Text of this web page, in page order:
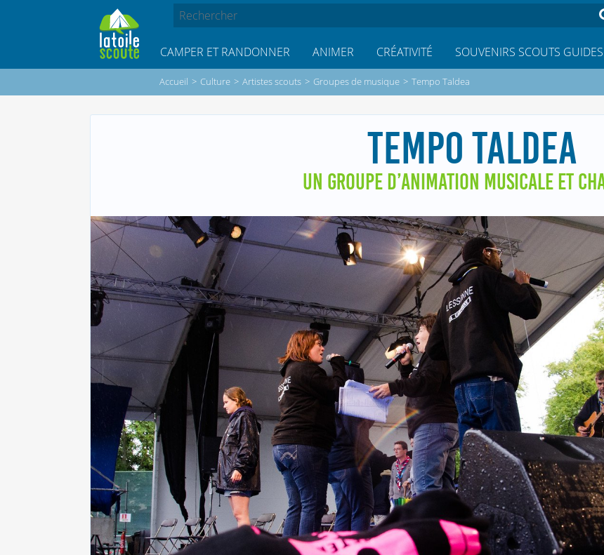
CAMPER ET RANDONNER ANIMER CRÉATIVITÉ SOUVENIRS SCOUTS GUIDES
Accueil > Culture > Artistes scouts > Groupes de musique > Tempo Taldea
TEMPO TALDEA
UN GROUPE D’ANIMATION MUSICALE ET